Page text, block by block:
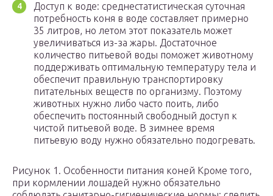
Доступ к воде: среднестатистическая суточная
потребность коня в воде составляет примерно
35 литров, но летом этот показатель может
увеличиваться из-за жары. Достаточное
количество питьевой воды поможет животному
поддерживать оптимальную температуру тела и
обеспечит правильную транспортировку
питательных веществ по организму. Поэтому
животных нужно либо часто поить, либо
обеспечить постоянный свободный доступ к
чистой питьевой воде. В зимнее время
питьевую воду нужно обязательно подогревать.
Рисунок 1. Особенности питания коней Кроме того,
при кормлении лошадей нужно обязательно